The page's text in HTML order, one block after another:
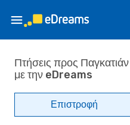
Πτήσεις προς
με την eDreams
Επιστροφή